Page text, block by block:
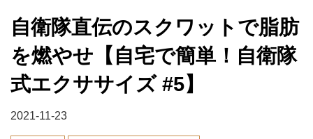
自衛隊直伝のスクワットで脂肪
を燃やせ【自宅で簡単！自衛隊
式エクササイズ #5】
2021-11-23